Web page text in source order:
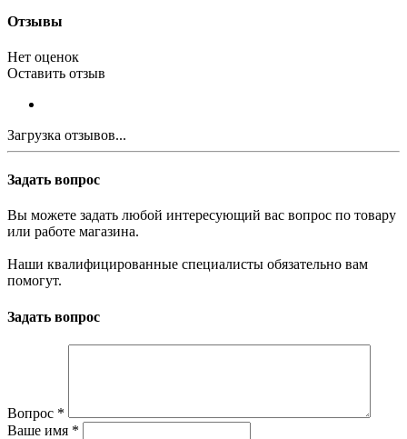
Отзывы
Нет оценок
Оставить отзыв
Загрузка отзывов...
Задать вопрос
Вы можете задать любой интересующий вас вопрос по товару
или работе магазина.
Наши квалифицированные специалисты обязательно вам
помогут.
Задать вопрос
Вопрос *
Ваше имя *